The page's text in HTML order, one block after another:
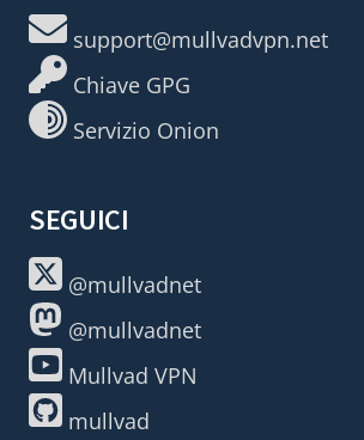
support@mullvadvpn.net
Chiave GPG
Servizio Onion
SEGUICI
@mullvadnet
@mullvadnet
Mullvad VPN
mullvad